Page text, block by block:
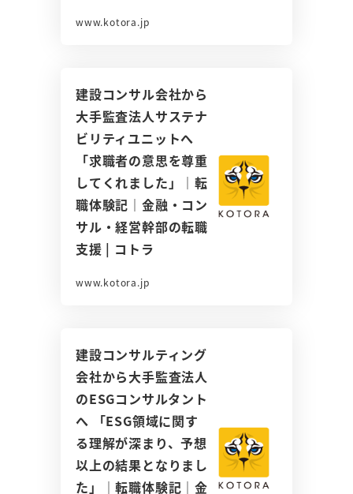
www.kotora.jp
建設コンサル会社から
大手監査法人サステナ
ビリティユニットへ
「求職者の意思を尊重
してくれました」｜転
職体験記｜金融・コン
サル・経営幹部の転職
支援 | コトラ
www.kotora.jp
建設コンサルティング
会社から大手監査法人
のESGコンサルタント
へ 「ESG領域に関す
る理解が深まり、予想
以上の結果となりまし
た」｜転職体験記｜金